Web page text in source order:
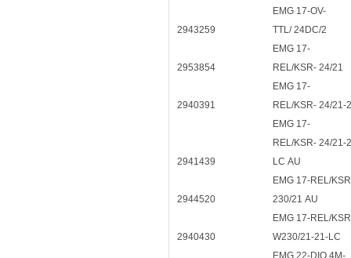
2943259
EMG 17-OV-
TTL/ 24DC/2
2953854
EMG 17-
REL/KSR- 24/21
2940391
EMG 17-
REL/KSR- 24/21-
2941439
EMG 17-
REL/KSR- 24/21-
LC AU
2944520
EMG 17-REL/
230/21 AU
2940430
EMG 17-REL/
W230/21-21-LC
EMG 22-DIO 4M-